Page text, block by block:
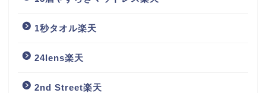
1秒タオル楽天
24lens楽天
2nd Street楽天